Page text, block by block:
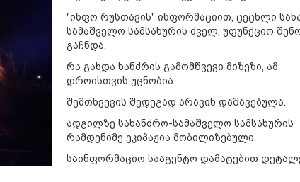
"ინფო რუსთავის" ინფორმაციით, ცეცხლი
სამაშველო სამსახურის ძველ, უფუნქციო
გაჩნდა.
რა გახდა ხანძრის გამომწვევი მიზეზი, ამ
დროისთვის უცნობია.
შემთხვევის შედეგად არავინ დაშავებულა.
ადგილზე სახანძრო-სამაშველო სამსახურის
რამდენიმე ეკიპაჟია მობილიზებული.
საინფორმაციო სააგენტო დამატებით